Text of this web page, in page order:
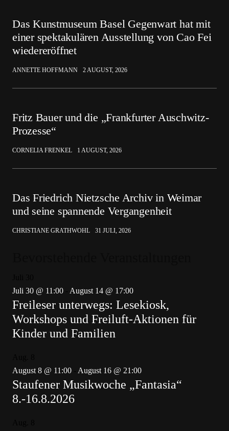
Das Kunstmuseum Basel Gegenwart hat mit
einer spektakulären Ausstellung von Cao Fei
wiedereröffnet
ANNETTE HOFFMANN 2 AUGUST, 2026
Fritz Bauer und die „Frankfurter Auschwitz-
Prozesse“
CORNELIA FRENKEL 1 AUGUST, 2026
Das Friedrich Nietzsche Archiv in Weimar
und seine spannende Vergangenheit
CHRISTIANE GRATHWOHL 31 JULI, 2026
Juli 30 @ 11:00
August 14 @ 17:00
Freileser unterwegs: Lesekiosk,
Workshops und Freiluft-Aktionen für
Kinder und Familien
August 8 @ 11:00
August 16 @ 21:00
Staufener Musikwoche „Fantasia“
8.-16.8.2026